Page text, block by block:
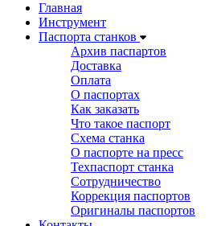
Главная
Инструмент
Паспорта станков
Архив паспартов
Доставка
Оплата
О паспортах
Как заказать
Что такое паспорт
Схема станка
О паспорте на пресс
Техпаспорт станка
Сотрудничество
Коррекция паспортов
Оригиналы паспортов